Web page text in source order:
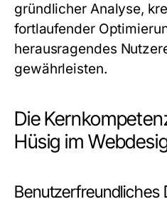
gründlicher Analyse,
fortlaufender
herausragendes
gewährleisten.
Die
Hüsig im
Benutzerfreundliches